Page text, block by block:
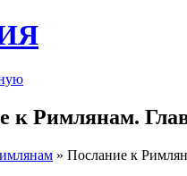
к Римлянам.
» Послание к